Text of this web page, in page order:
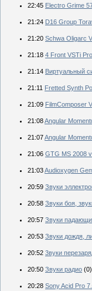
22:45 Electro Grime
21:24 D16 Group
21:20 Schwa Oligarc
21:18 4 Front VSTi
21:14 Bиртуальный
21:11 Fretted Synth
21:09 FilmComposer
21:08Angular
21:07Angular
21:06 GTG MS 2008
21:03Audioxygen
20:59 Звуки
20:58 Звуки боя,
20:57 Звуки
20:53 Звуки дождя,
20:52 3вуки
20:50 Звуки радио (0)
20:28 Sony Acid Pro